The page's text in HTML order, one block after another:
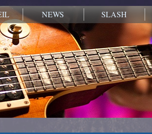
NEWS SLASH